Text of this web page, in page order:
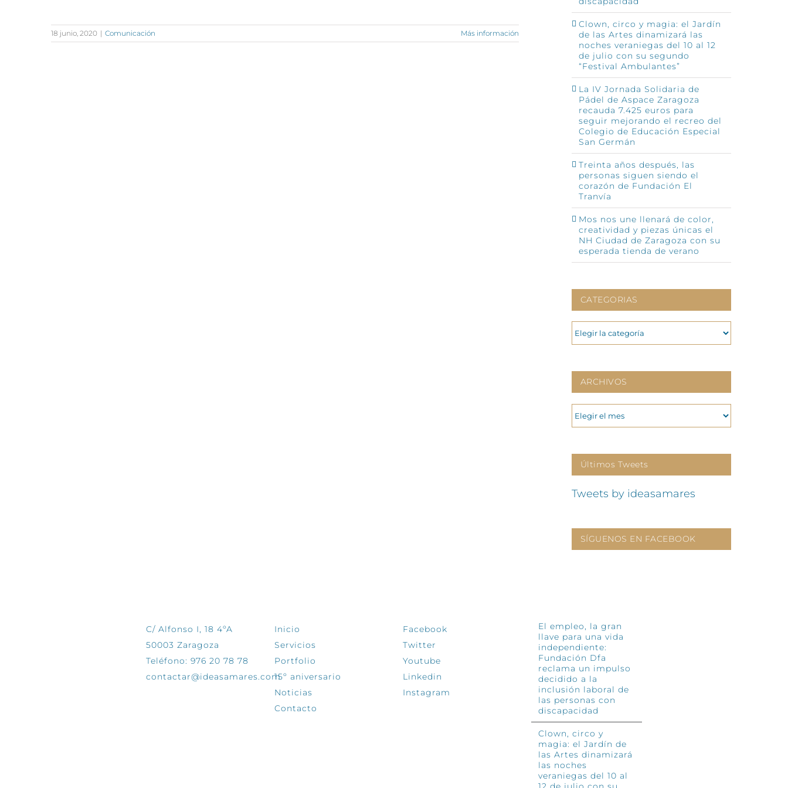
18 junio, 2020 | Comunicación Más información
Clown, circo y magia: el Jardín
de las Artes dinamizará las
noches veraniegas del 10 al 12
de julio con su segundo
“Festival Ambulantes”
La IV Jornada Solidaria de
Pádel de Aspace Zaragoza
recauda 7.425 euros para
seguir mejorando el recreo del
Colegio de Educación Especial
San Germán
Treinta años después, las
personas siguen siendo el
corazón de Fundación El
Tranvía
Mos nos une llenará de color,
creatividad y piezas únicas el
NH Ciudad de Zaragoza con su
esperada tienda de verano
CATEGORIAS
CATEGORIAS
ARCHIVOS
ARCHIVOS
Últimos Tweets
Tweets by ideasamares
SÍGUENOS EN FACEBOOK
C/ Alfonso I, 18 4ºA
50003 Zaragoza
Teléfono: 976 20 78 78
contactar@ideasamares.com
Inicio
Servicios
Portfolio
15º aniversario
Noticias
Contacto
Facebook
Twitter
Youtube
Linkedin
Instagram
El empleo, la gran
llave para una vida
independiente:
Fundación Dfa
reclama un impulso
decidido a la
inclusión laboral de
las personas con
discapacidad
Clown, circo y
magia: el Jardín de
las Artes dinamizará
las noches
veraniegas del 10 al